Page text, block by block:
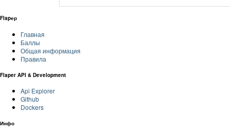
Flapер
Главная
Баллы
Общая информация
Правила
Flaper API & Development
Api Explorer
Github
Dockers
Инфо